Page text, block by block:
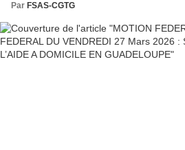
Par FSAS-CGTG